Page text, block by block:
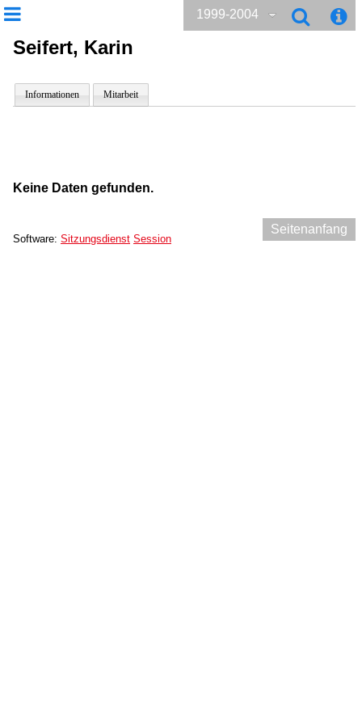
1999-2004
Seifert, Karin
Informationen Mitarbeit
Keine Daten gefunden.
Seitenanfang
Software: Sitzungsdienst Session